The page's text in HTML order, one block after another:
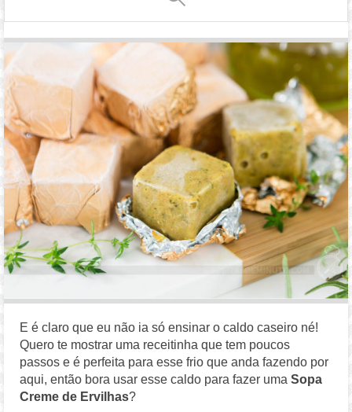
E é claro que eu não ia só ensinar o caldo caseiro né!
Quero te mostrar uma receitinha que tem poucos
passos e é perfeita para esse frio que anda fazendo por
aqui, então bora usar esse caldo para fazer umaSopa
Creme de Ervilhas?